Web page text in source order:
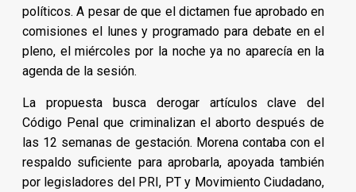
políticos. A pesar de que el dictamen fue aprobado en
comisiones el lunes y programado para debate en el
pleno, el miércoles por la noche ya no aparecía en la
agenda de la sesión.
La propuesta busca derogar artículos clave del
Código Penal que criminalizan el aborto después de
las 12 semanas de gestación. Morena contaba con el
respaldo suficiente para aprobarla, apoyada también
por legisladores del PRI, PT y Movimiento Ciudadano,